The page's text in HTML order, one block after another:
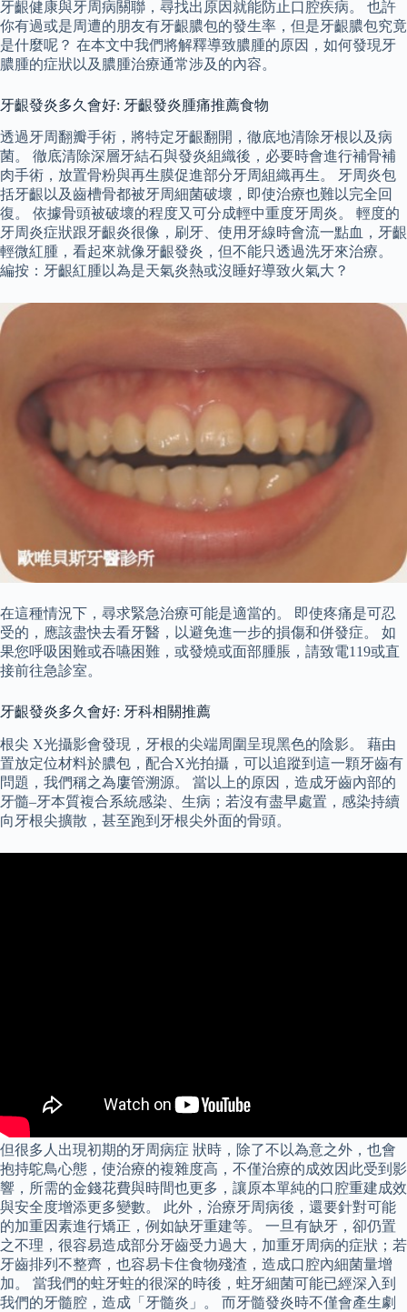
牙齦健康與牙周病關聯，尋找出原因就能防止口腔疾病。 也許
你有過或是周遭的朋友有牙齦膿包的發生率，但是牙齦膿包究竟
是什麼呢？ 在本文中我們將解釋導致膿腫的原因，如何發現牙
膿腫的症狀以及膿腫治療通常涉及的內容。
牙齦發炎多久會好: 牙齦發炎腫痛推薦食物
透過牙周翻瓣手術，將特定牙齦翻開，徹底地清除牙根以及病
菌。 徹底清除深層牙結石與發炎組織後，必要時會進行補骨補
肉手術，放置骨粉與再生膜促進部分牙周組織再生。 牙周炎包
括牙齦以及齒槽骨都被牙周細菌破壞，即使治療也難以完全回
復。 依據骨頭被破壞的程度又可分成輕中重度牙周炎。 輕度的
牙周炎症狀跟牙齦炎很像，刷牙、使用牙線時會流一點血，牙齦
輕微紅腫，看起來就像牙齦發炎，但不能只透過洗牙來治療。
編按：牙齦紅腫以為是天氣炎熱或沒睡好導致火氣大？
在這種情況下，尋求緊急治療可能是適當的。 即使疼痛是可忍
受的，應該盡快去看牙醫，以避免進一步的損傷和併發症。 如
果您呼吸困難或吞嚥困難，或發燒或面部腫脹，請致電119或直
接前往急診室。
牙齦發炎多久會好: 牙科相關推薦
根尖 X光攝影會發現，牙根的尖端周圍呈現黑色的陰影。 藉由
置放定位材料於膿包，配合X光拍攝，可以追蹤到這一顆牙齒有
問題，我們稱之為廔管溯源。 當以上的原因，造成牙齒內部的
牙髓–牙本質複合系統感染、生病；若沒有盡早處置，感染持續
向牙根尖擴散，甚至跑到牙根尖外面的骨頭。
但很多人出現初期的牙周病症 狀時，除了不以為意之外，也會
抱持鴕鳥心態，使治療的複雜度高，不僅治療的成效因此受到影
響，所需的金錢花費與時間也更多，讓原本單純的口腔重建成效
與安全度增添更多變數。 此外，治療牙周病後，還要針對可能
的加重因素進行矯正，例如缺牙重建等。 一旦有缺牙，卻仍置
之不理，很容易造成部分牙齒受力過大，加重牙周病的症狀；若
牙齒排列不整齊，也容易卡住食物殘渣，造成口腔內細菌量增
加。 當我們的蛀牙蛀的很深的時後，蛀牙細菌可能已經深入到
我們的牙髓腔，造成「牙髓炎」。 而牙髓發炎時不僅會產生劇